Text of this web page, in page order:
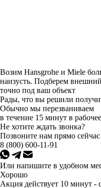
Возим Hansgrohe и Miele
наизусть. Подберем
точно под ваш объект
Рады, что вы решили
Обычно мы перезваниваем
в течение 15 минут в
Не хотите ждать звонка?
Позвоните нам прямо сейчас
8 (800) 600-11-91
Или напишите в удобном
Хорошо
Акция действует 10 минут -